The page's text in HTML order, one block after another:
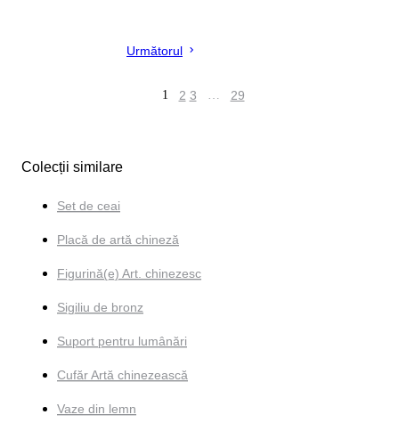
Următorul
1 2 3 … 29
Colecții similare
Set de ceai
Placă de artă chineză
Figurină(e) Art. chinezesc
Sigiliu de bronz
Suport pentru lumânări
Cufăr Artă chinezească
Vaze din lemn